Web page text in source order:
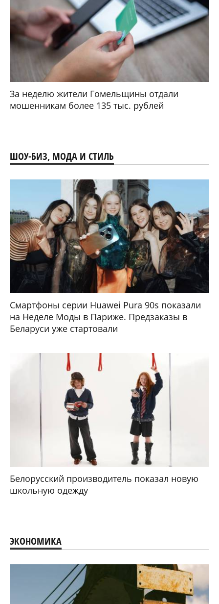
За неделю жители Гомельщины отдали
мошенникам более 135 тыс. рублей
ШОУ-БИЗ, МОДА И СТИЛЬ
Смартфоны серии Huawei Pura 90s показали
на Неделе Моды в Париже. Предзаказы в
Беларуси уже стартовали
Белорусский производитель показал новую
школьную одежду
ЭКОНОМИКА